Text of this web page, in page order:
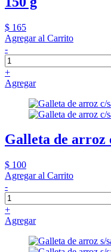
$ 165
Agregar al Carrito
-
+
Agregar
Galleta de arroz
$ 100
Agregar al Carrito
-
+
Agregar